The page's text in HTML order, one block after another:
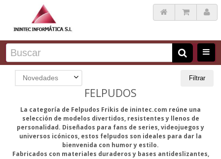
Filtrar
Novedades
FELPUDOS
La categoría de Felpudos Frikis de inintec.com reúne una
selección de modelos divertidos, resistentes y llenos de
personalidad. Diseñados para fans de series, videojuegos y
universos icónicos, estos felpudos son ideales para dar la
bienvenida con humor y estilo.
Fabricados con materiales duraderos y bases antideslizantes,